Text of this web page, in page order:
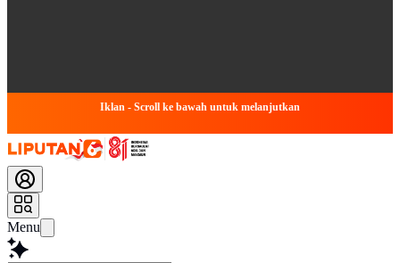
Iklan - Scroll ke bawah untuk melanjutkan
Menu